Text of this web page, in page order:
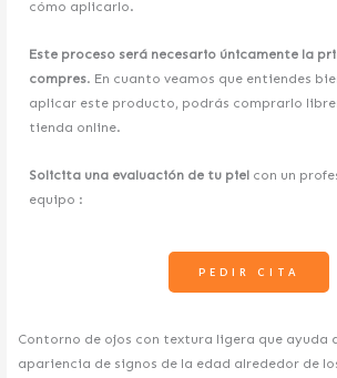
cómo aplicarlo.
Este proceso será necesario únicamente la
compres. En cuanto veamos que entiendes
aplicar este producto, podrás comprarlo
tienda online.
Solicita una evaluación de tu piel con un
equipo :
PEDIR CITA
Contorno de ojos con textura ligera que ayuda
apariencia de signos de la edad alrededor de